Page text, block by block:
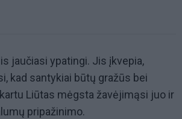
jaučiasi ypatingi. Jis įkvepia,
kad santykiai būtų gražūs bei
Liūtas mėgsta žavėjimąsi juo ir
pripažinimo.